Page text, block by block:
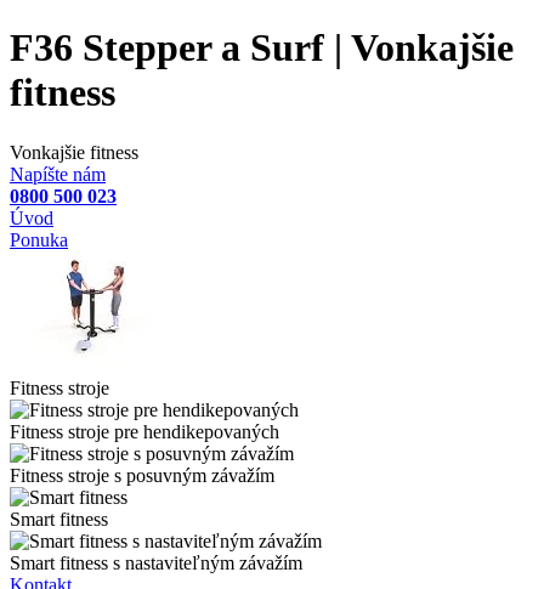
F36 Stepper a Surf | Vonkajšie
fitness
Vonkajšie fitness
Napíšte nám
0800 500 023
Úvod
Ponuka
Fitness stroje
Fitness stroje pre hendikepovaných
Fitness stroje s posuvným závažím
Smart fitness
Smart fitness s nastaviteľným závažím
Kontakt